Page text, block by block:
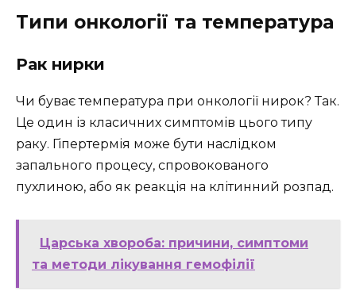
Типи онкології та температура
Рак нирки
Чи буває температура при онкології нирок? Так.
Це один із класичних симптомів цього типу
раку. Гіпертермія може бути наслідком
запального процесу, спровокованого
пухлиною, або як реакція на клітинний розпад.
Царська хвороба: причини, симптоми
та методи лікування гемофілії